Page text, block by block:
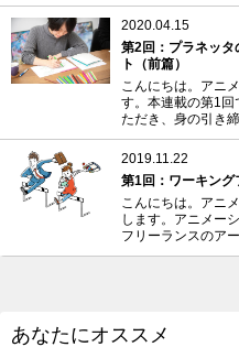
2020.04.15
第2回：プラネッタ
ト（前篇）
こんにちは。アニ
す。本連載の第1
ただき、身の引き
2019.11.22
第1回：ワーキング
こんにちは。アニ
します。アニメー
フリーランスのア
あなたにオススメ